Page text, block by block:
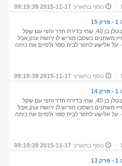
נוסף בתאריך 2015-11-17 09:19:39
אלישע הוא בטלן בן 40, שחי בדירת חדר וחצי עם שקל
משתנים כשסבו מוריש לו ירושת ענק,אבל
על אלישע לחזור לבית ספר ולסיים את כיתה
נוסף בתאריך 2015-11-17 09:19:39
אלישע הוא בטלן בן 40, שחי בדירת חדר וחצי עם שקל
משתנים כשסבו מוריש לו ירושת ענק,אבל
על אלישע לחזור לבית ספר ולסיים את כיתה
נוסף בתאריך 2015-11-17 09:19:39